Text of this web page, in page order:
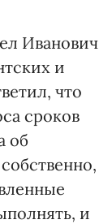
Иванович
и
что
сроков
об
и